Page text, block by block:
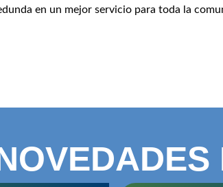
en un mejor servicio para toda la